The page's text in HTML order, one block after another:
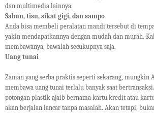
dan multimedia lainnya.
Sabun, tisu, sikat gigi, dan sampo
Anda bisa membeli peralatan mandi tersebut di
yakin mendapatkannya dengan mudah dan murah.
membawanya, bawalah secukupnya saja.
Uang tunai
Zaman yang serba praktis seperti sekarang, mungkin
membawa uang tunai terlalu banyak saat
potongan plastik ajaib bernama kartu kredit atau
akan berjalan lancar tanpa masalah. Akan tetapi,